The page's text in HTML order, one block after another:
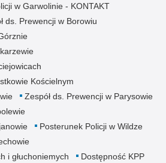
w Garwolinie - KONTAKT
ds. Prewencji w Borowiu
Kościelnym
Zespół ds. Prewencji w Parysowie
Posterunek Policji w Wildze
i głuchoniemych
Dostępność KPP